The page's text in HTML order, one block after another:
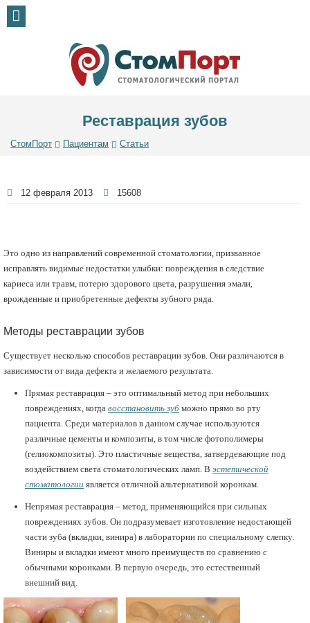
Реставрация зубов
СтомПорт Пациентам Статьи
12 февраля 2013 15608
Это одно из направлений современной стоматологии, призванное
исправлять видимые недостатки улыбки: повреждения в следствие
кариеса или травм, потерю здорового цвета, разрушения эмали,
врожденные и приобретенные дефекты зубного ряда.
Методы реставрации зубов
Существует несколько способов реставрации зубов. Они различаются в
зависимости от вида дефекта и желаемого результата.
Прямая реставрация – это оптимальный метод при небольших
повреждениях, когда восстановить зуб можно прямо во рту
пациента. Среди материалов в данном случае используются
различные цементы и композиты, в том числе фотополимеры
(гелиокомпозиты). Это пластичные вещества, затвердевающие под
воздействием света стоматологических ламп. В эстетической
стоматологии является отличной альтернативой коронкам.
Непрямая реставрация – метод, применяющийся при сильных
повреждениях зубов. Он подразумевает изготовление недостающей
части зуба (вкладки, винира) в лаборатории по специальному слепку.
Виниры и вкладки имеют много преимуществ по сравнению с
обычными коронками. В первую очередь, это естественный
внешний вид.